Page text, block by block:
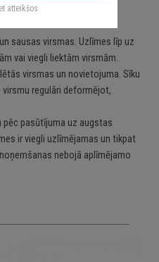
sausas virsmas. Uzlīmes līp uz
vai viegli liektām virsmām.
virsmas un novietojuma. Sīku
regulāri deformējot,
pasūtījuma uz augstas
ir viegli uzlīmējamas un tikpat
nebojā aplīmējamo
atteikšos